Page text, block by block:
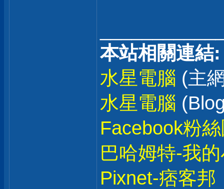
本站相關連結:
水星電腦 (主
水星電腦
Facebook粉
巴哈姆特-我
Pixnet-痞客邦